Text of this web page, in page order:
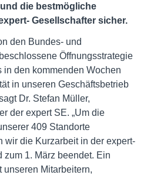
die bestmögliche
Gesellschafter sicher.
den Bundes- und
Öffnungsstrategie
in den kommenden Wochen
in unseren Geschäftsbetrieb
Dr. Stefan Müller,
der expert SE. „Um die
409 Standorte
wir die Kurzarbeit in der expert-
zum 1. März beendet. Ein
unseren Mitarbeitern,